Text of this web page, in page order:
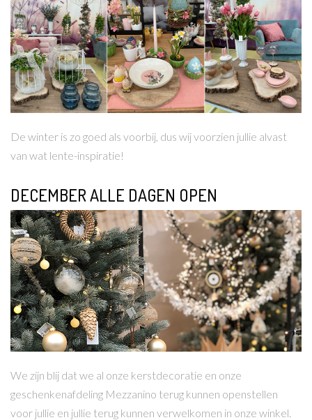
Lees meer
De winter is zo goed als voorbij, dus wij voorzien jullie alvast
van wat lente-inspiratie!
DECEMBER ALLE DAGEN OPEN
Lees meer
We zijn blij dat we al onze kerstdecoratie en onze
geschenkenafdeling Mezzanino terug kunnen openstellen
voor jullie en jullie terug kunnen verwelkomen in onze winkel.